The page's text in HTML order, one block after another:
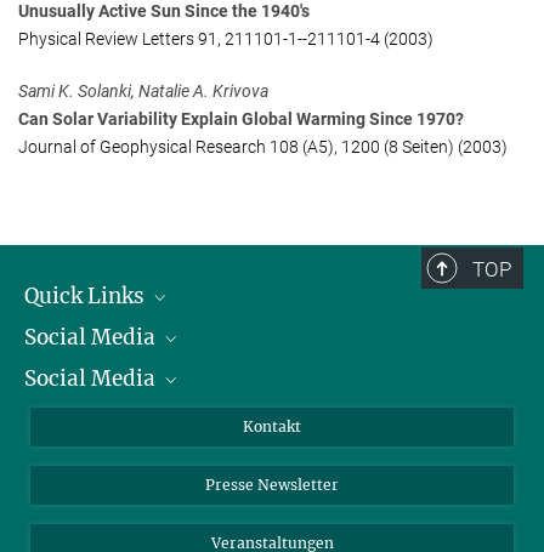
Unusually Active Sun Since the 1940's
Physical Review Letters 91, 211101-1--211101-4 (2003)
Sami K. Solanki, Natalie A. Krivova
Can Solar Variability Explain Global Warming Since 1970?
Journal of Geophysical Research 108 (A5), 1200 (8 Seiten) (2003)
TOP
Quick Links
Präsident
Zahlen und Fakten
Meldestelle Fehlverhalten
Social Media
Bluesky
TikTok
Social Media
Instagram
YouTube
Kontakt
Presse Newsletter
Veranstaltungen